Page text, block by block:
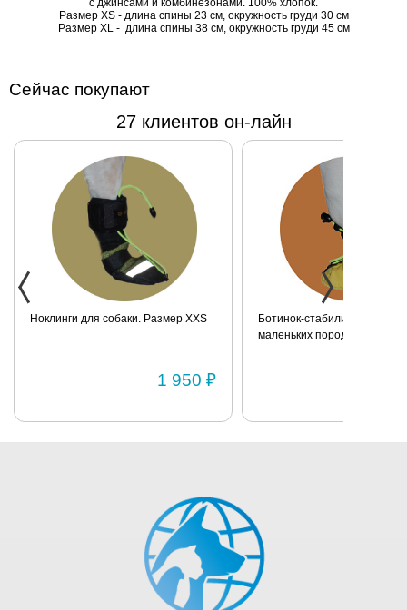
сочетается с
джинсами и
Размер XS -
груди 30 см
Размер XL -
длина спины 38
см, окружность
груди 45 см
с джинсами и комбинезонами. 100% хлопок.
Размер XS - длина спины 23 см, окружность груди 30 см
Размер XL - длина спины 38 см, окружность груди 45 см
Сейчас покупают
27 клиентов он-лайн
Ноклинги для собаки. Размер XXS
1 950 ₽
Ботинок-стабилизатор для
маленьких пород для